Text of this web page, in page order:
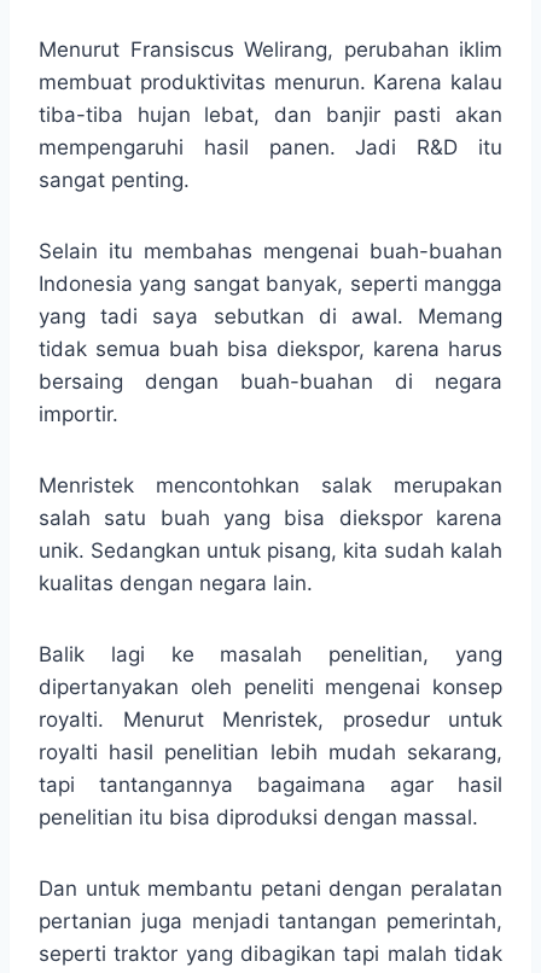
Menurut Fransiscus Welirang, perubahan iklim
membuat produktivitas menurun. Karena kalau
tiba-tiba hujan lebat, dan banjir pasti akan
mempengaruhi hasil panen. Jadi R&D itu
sangat penting.
Selain itu membahas mengenai buah-buahan
Indonesia yang sangat banyak, seperti mangga
yang tadi saya sebutkan di awal. Memang
tidak semua buah bisa diekspor, karena harus
bersaing dengan buah-buahan di negara
importir.
Menristek mencontohkan salak merupakan
salah satu buah yang bisa diekspor karena
unik. Sedangkan untuk pisang, kita sudah kalah
kualitas dengan negara lain.
Balik lagi ke masalah penelitian, yang
dipertanyakan oleh peneliti mengenai konsep
royalti. Menurut Menristek, prosedur untuk
royalti hasil penelitian lebih mudah sekarang,
tapi tantangannya bagaimana agar hasil
penelitian itu bisa diproduksi dengan massal.
Dan untuk membantu petani dengan peralatan
pertanian juga menjadi tantangan pemerintah,
seperti traktor yang dibagikan tapi malah tidak